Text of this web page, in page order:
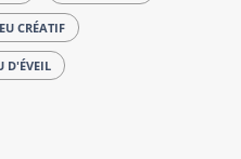
CRÉATIF
D'ÉVEIL